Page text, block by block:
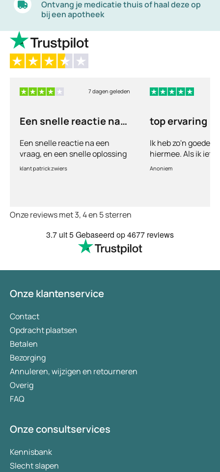
Ontvang je medicatie thuis of haal deze op
bij een apotheek
7 dagen geleden
Een snelle reactie na
Een snelle reactie na een
vraag, en een snelle oplossing
klant patrick zwiers
top ervaring
Ik heb zo'n goede
hiermee. Als ik iets
vul ik een
te smeken voor
(meer) geld, maar
Anoniem
Onze reviews met 3, 4 en 5 sterren
3.7 uit 5Gebaseerd op4677 reviews
Onze klantenservice
Contact
Opdracht plaatsen
Betalen
Bezorging
Annuleren, wijzigen en retourneren
Overig
FAQ
Onze consultservices
Kennisbank
Slecht slapen